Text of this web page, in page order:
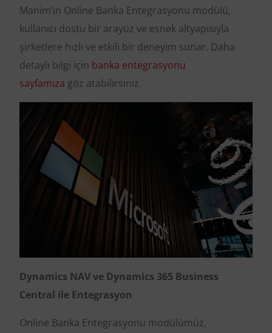
Manim’in Online Banka Entegrasyonu modülü,
kullanıcı dostu bir arayüz ve esnek altyapısıyla
şirketlere hızlı ve etkili bir deneyim sunar. Daha
detaylı bilgi için banka entegrasyonu
sayfamıza göz atabilirsiniz.
Dynamics NAV ve Dynamics 365 Business
Central ile Entegrasyon
Online Banka Entegrasyonu modülümüz,